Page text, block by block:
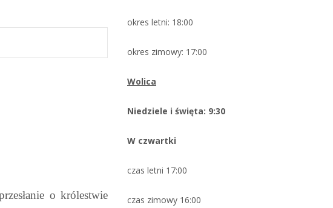
o królestwie
okres letni: 18:00
okres zimowy: 17:00
Wolica
Niedziele i święta: 9:30
W czwartki
czas letni 17:00
czas zimowy 16:00